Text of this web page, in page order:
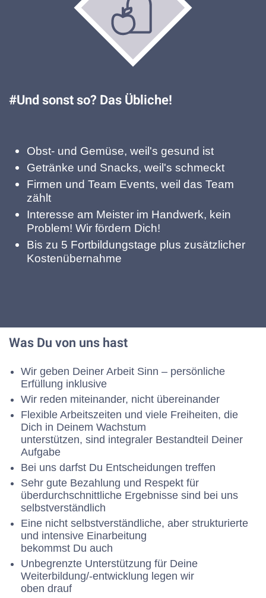
#Und sonst so? Das Übliche!
Obst- und Gemüse, weil's gesund ist
Getränke und Snacks, weil's schmeckt
Firmen und Team Events, weil das Team
zählt
Interesse am Meister im Handwerk, kein
Problem! Wir fördern Dich!
Bis zu 5 Fortbildungstage plus zusätzlicher
Kostenübernahme
Was Du von uns hast
Wir geben Deiner Arbeit Sinn – persönliche
Erfüllung inklusive
Wir reden miteinander, nicht übereinander
Flexible Arbeitszeiten und viele Freiheiten, die
Dich in Deinem Wachstum
unterstützen, sind integraler Bestandteil Deiner
Aufgabe
Bei uns darfst Du Entscheidungen treffen
Sehr gute Bezahlung und Respekt für
überdurchschnittliche Ergebnisse sind bei uns
selbstverständlich
Eine nicht selbstverständliche, aber strukturierte
und intensive Einarbeitung
bekommst Du auch
Unbegrenzte Unterstützung für Deine
Weiterbildung/-entwicklung legen wir
oben drauf